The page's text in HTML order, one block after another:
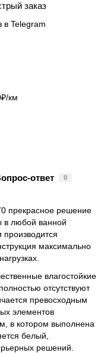
заказ
км
ответ 0
прекрасное решение
в любой ванной
максимально
влагостойкие
отсутствуют
превосходным
элементов
в котором выполнена
белый,
решений.